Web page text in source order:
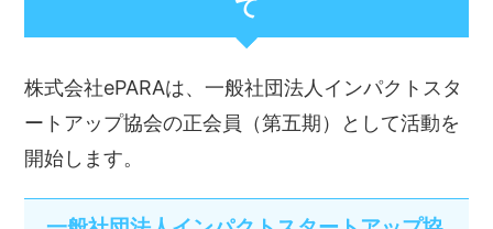
て
株式会社ePARAは、一般社団法人インパクトスタ
ートアップ協会の正会員（第五期）として活動を
開始します。